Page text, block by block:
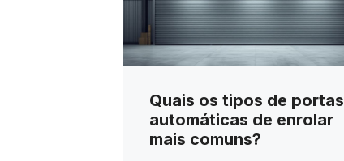
Quais os tipos de portas
automáticas de enrolar
mais comuns?